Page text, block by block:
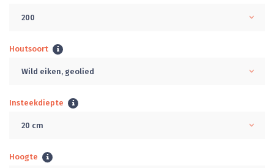
200
Houtsoort
Wild eiken, geolied
Insteekdiepte
20 cm
Hoogte